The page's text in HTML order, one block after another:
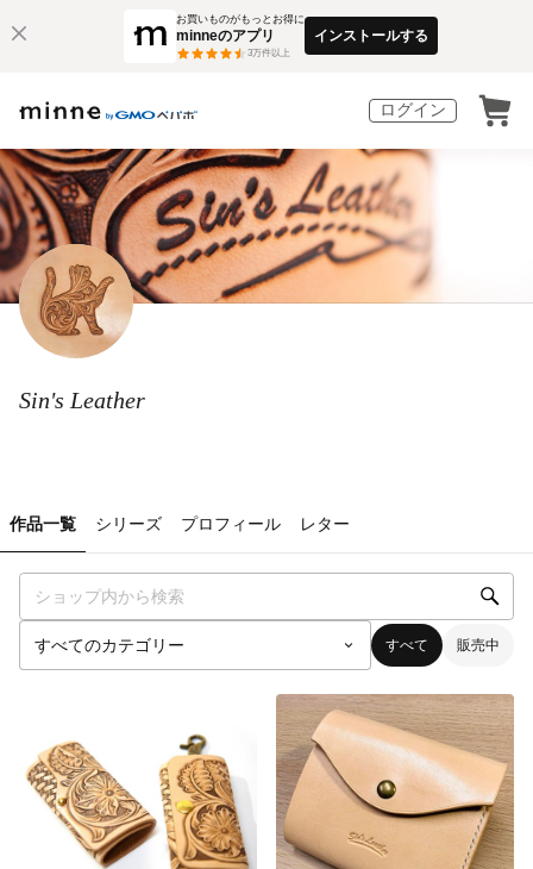
お買いものがもっとお得に
minneのアプリ
3万件以上
インストールする
ログイン
Sin's Leather
作品一覧 シリーズ プロフィール レター
すべて 販売中